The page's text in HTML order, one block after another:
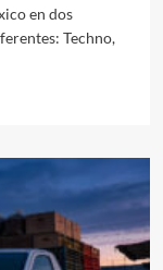
en dos
Techno,